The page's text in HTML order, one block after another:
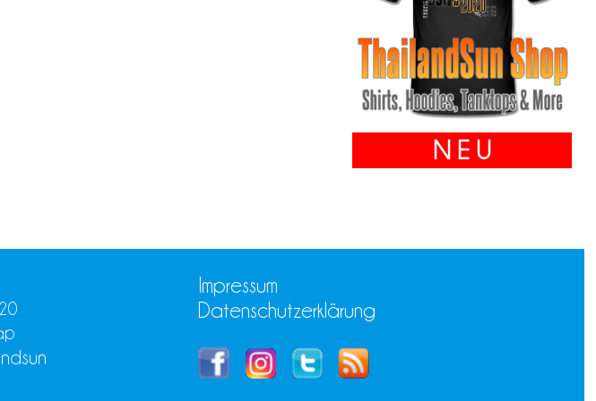
N E U
Impressum
Datenschutzerklärung